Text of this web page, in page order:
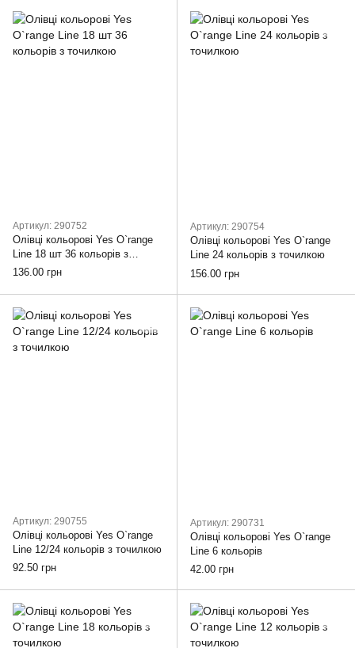
Артикул: 290752
Олівці кольорові Yes O`range
Line 18 шт 36 кольорів з
точилкою
136.00 грн
Артикул: 290754
Олівці кольорові Yes O`range
Line 24 кольорів з точилкою
156.00 грн
Артикул: 290755
Олівці кольорові Yes O`range
Line 12/24 кольорів з точилкою
92.50 грн
Артикул: 290731
Олівці кольорові Yes O`range
Line 6 кольорів
42.00 грн